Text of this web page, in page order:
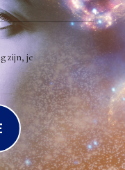
zijn, je